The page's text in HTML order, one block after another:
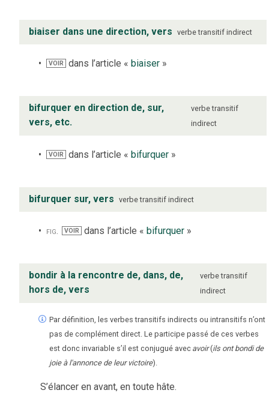
biaiser dans une direction, vers verbe transitif indirect
VOIR dans l’article «biaiser »
bifurquer en direction de, sur,
vers, etc.
verbe transitif
indirect
VOIR dans l’article «bifurquer »
bifurquer sur, vers verbe transitif indirect
fig. VOIR dans l’article « bifurquer»
bondir à la rencontre de, dans, de,
hors de, vers
verbe transitif
indirect
Par définition, les verbes transitifs indirects ou intransitifs n’ont
pas de complément direct. Le participe passé de ces verbes
est donc invariable s’il est conjugué avec avoir(ils ont bondi de
joie à l'annonce de leur victoire).
S’élancer en avant, en toute hâte.